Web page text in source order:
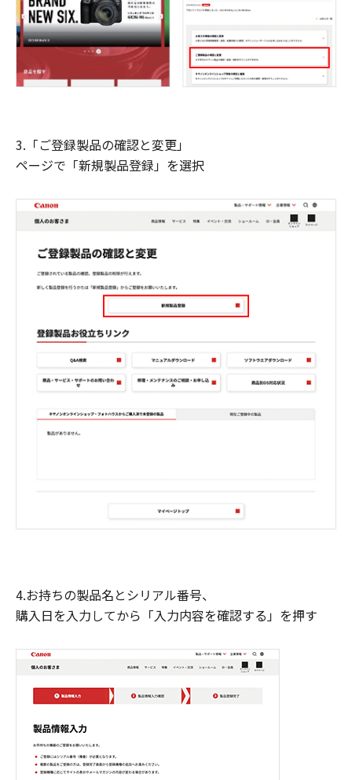
3.「ご登録製品の確認と変更」
ページで「新規製品登録」を選択
4.お持ちの製品名とシリアル番号、
購入日を入力してから「入力内容を確認する」を押す